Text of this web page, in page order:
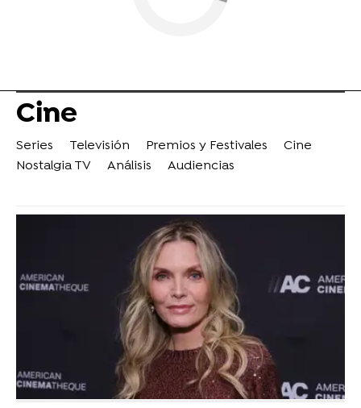
Cine
Series Televisión Premios y Festivales
Cine
Nostalgia TV
Análisis Audiencias